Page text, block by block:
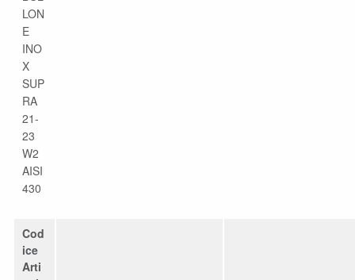
LON
E
INO
X
SUP
RA
21-
23
W2
AISI
430
Cod
ice
Arti